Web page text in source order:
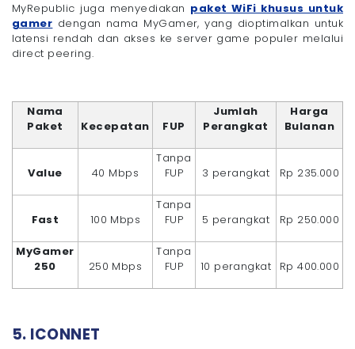
MyRepublic juga menyediakan paket WiFi khusus untuk
gamer dengan nama MyGamer, yang dioptimalkan untuk
latensi rendah dan akses ke server game populer melalui
direct peering.
Nama
Paket
Kecepatan FUP
Jumlah
Perangkat
Harga
Bulanan
Value 40 Mbps
Tanpa
FUP
3 perangkat Rp 235.000
Fast 100 Mbps
Tanpa
FUP
5 perangkat Rp 250.000
MyGamer
250
250 Mbps
Tanpa
FUP
10 perangkat Rp 400.000
5. ICONNET